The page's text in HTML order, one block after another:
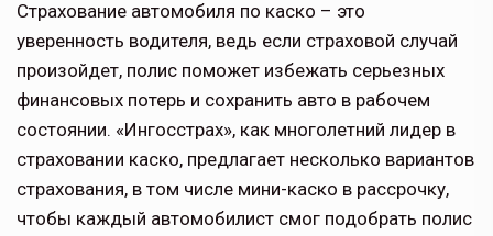
Страхование автомобиля по каско – это
уверенность водителя, ведь если страховой случай
произойдет, полис поможет избежать серьезных
финансовых потерь и сохранить авто в рабочем
состоянии. «Ингосстрах», как многолетний лидер в
страховании каско, предлагает несколько вариантов
страхования, в том числе мини-каско в рассрочку,
чтобы каждый автомобилист смог подобрать полис